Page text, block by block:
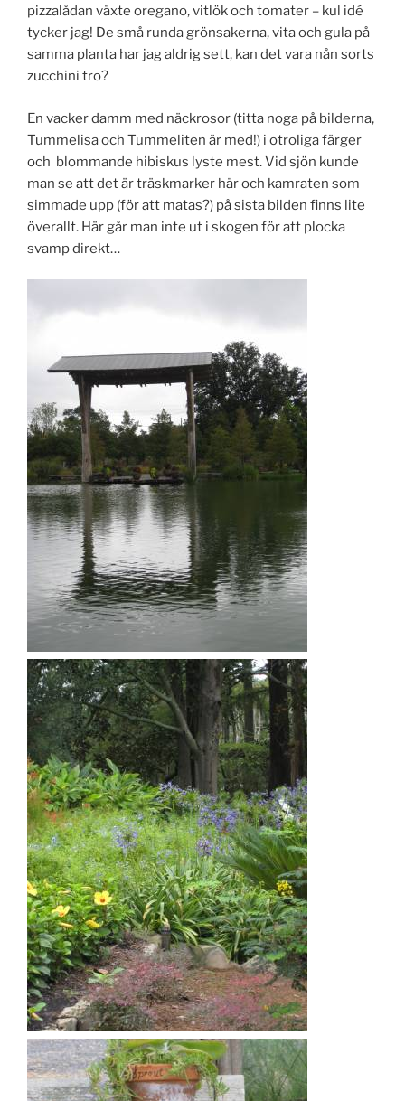
pizzalådan växte oregano, vitlök och tomater – kul idé
tycker jag! De små runda grönsakerna, vita och gula på
samma planta har jag aldrig sett, kan det vara nån sorts
zucchini tro?
En vacker damm med näckrosor (titta noga på bilderna,
Tummelisa och Tummeliten är med!) i otroliga färger
och blommande hibiskus lyste mest. Vid sjön kunde
man se att det är träskmarker här och kamraten som
simmade upp (för att matas?) på sista bilden finns lite
överallt. Här går man inte ut i skogen för att plocka
svamp direkt…